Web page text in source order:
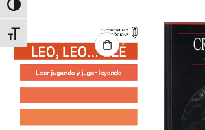
Alternar alto contraste
Alternar tamaño de letra